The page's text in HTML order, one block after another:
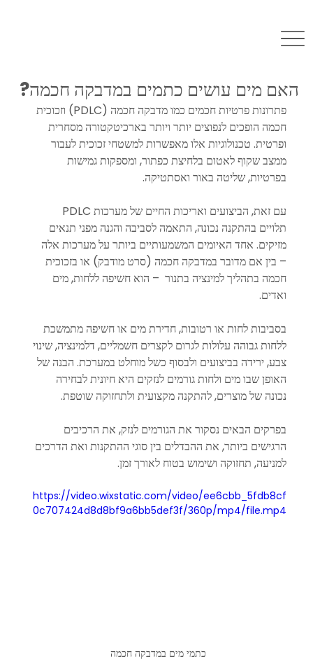
האם מים עושים כתמים במדבקה חכמה?
פתרונות פרטיות חכמים כמו מדבקה חכמה (PDLC) וזכוכית
חכמה הופכים לנפוצים יותר ויותר בארכיטקטורה מסחרית
ופרטית. טכנולוגיות אלו מאפשרות למשטחי זכוכית לעבור
ממצב שקוף לאטום בלחיצת כפתור, ומספקות גמישות
בפרטיות, שליטה באור ואסתטיקה.
תלויים בהתקנה נכונה, התאמה לסביבה והגנה מפני תנאים
מזיקים. אחד האיומים המשמעותיים ביותר על מערכות אלה
– בין אם מדובר במדבקה חכמה (סרט מודבק) או בזכוכית
חכמה בתהליך למינציה בתנור  – הוא חשיפה ללחות, מים
ואדים.
בסביבות לחות או רטובות, חדירת מים או חשיפה מתמשכת
ללחות גבוהה עלולות לגרום לקצרים חשמליים, דלמינציה, שינוי
צבע, ירידה בביצועים ולבסוף כשל מוחלט במערכת. הבנה של
האופן שבו מים ולחות גורמים לנזקים היא חיונית לבחירה
נכונה של מוצרים, להתקנה מקצועית ולתחזוקה שוטפת.
בפרקים הבאים נסקור את הגורמים לנזק, את הרכיבים
הרגישים ביותר, את ההבדלים בין סוגי ההתקנות ואת הדרכים
למניעה, תחזוקה ושימוש בטוח לאורך זמן.
https://video.wixstatic.com/video/ee6cbb_5fdb8cf
0c707424d8d8bf9a6bb5def3f/360p/mp4/file.mp4
כתמי מים במדבקה חכמה